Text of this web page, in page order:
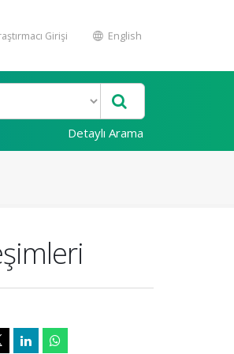
Girişi English
Detaylı Arama